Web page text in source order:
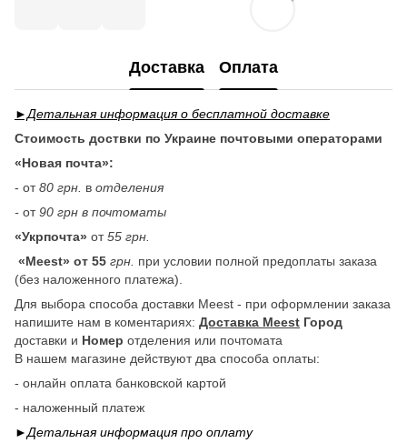
Доставка Оплата
►Детальная информация о бесплатной доставке
Стоимость доствки по Украине почтовыми операторами
«Новая почта»:
- от80 грн. в отделения
- от90 грн в почтоматы
«Укрпочта» от55 грн.
«Meest» от 55 грн. при условии полной предоплаты заказа
(без наложенного платежа).
Для выбора способа доставки Meest - при оформлении заказа
напишите нам в коментариях: Доставка Meest Город
доставки и Номер отделения или почтомата
В нашем магазине действуют два способа оплаты:
- онлайн оплата банковской картой
- наложенный платеж
►Детальная информация про оплату